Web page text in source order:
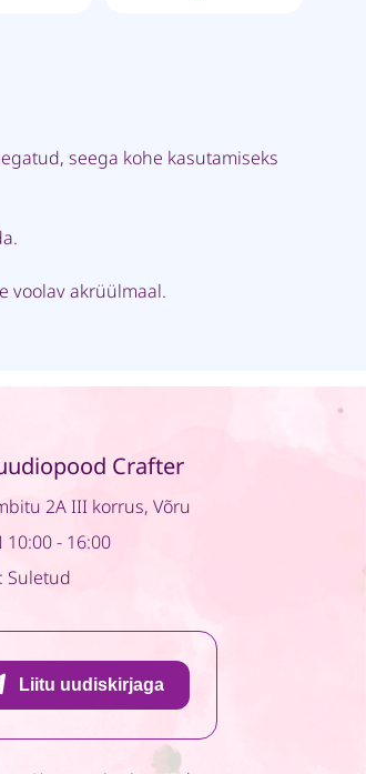
seega kohe kasutamiseks
voolav akrüülmaal.
Crafter
2A III korrus, Võru
10:00 - 16:00
Suletud
Liitu uudiskirjaga